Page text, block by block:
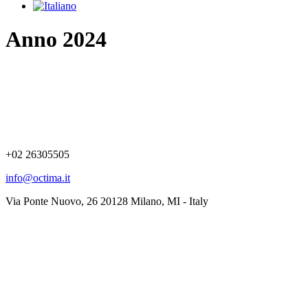
Anno 2024
+02 26305505
info@octima.it
Via Ponte Nuovo, 26 20128 Milano, MI - Italy